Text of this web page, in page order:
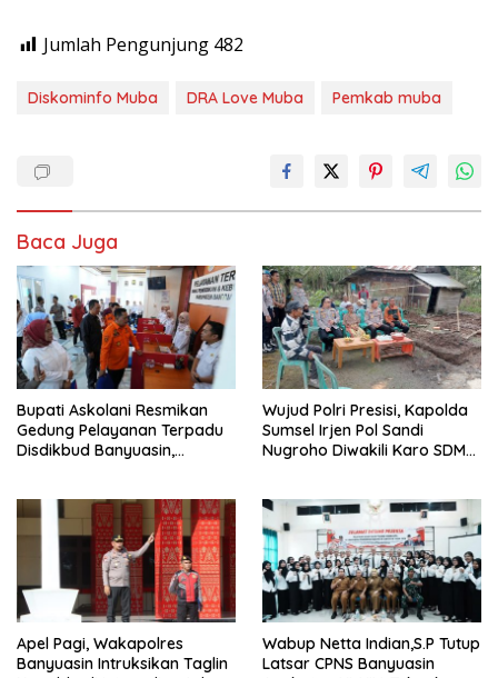
Jumlah Pengunjung 482
Diskominfo Muba DRA Love Muba Pemkab muba
Baca Juga
Bupati Askolani Resmikan
Gedung Pelayanan Terpadu
Disdikbud Banyuasin,
Wujud Polri Presisi, Kapolda
Sumsel Irjen Pol Sandi
Nugroho Diwakili Karo SDM
Huni
Apel Pagi, Wakapolres
Banyuasin Intruksikan Taglin
Wabup Netta Indian,S.P Tutup
Latsar CPNS Banyuasin